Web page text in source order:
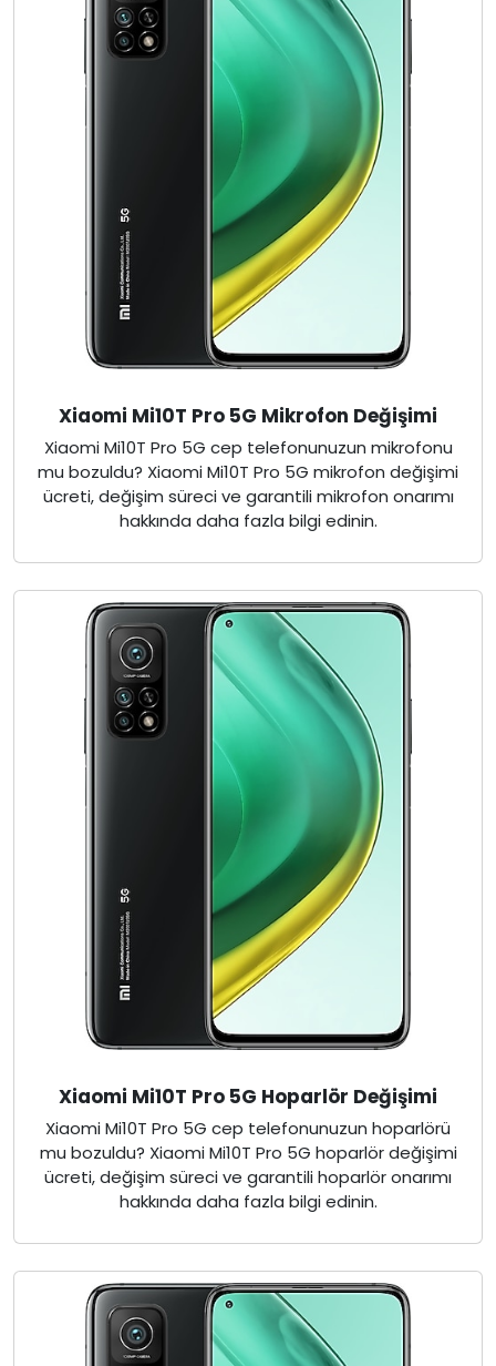
Xiaomi Mi10T Pro 5G Mikrofon Değişimi
Xiaomi Mi10T Pro 5G cep telefonunuzun mikrofonu
mu bozuldu? Xiaomi Mi10T Pro 5G mikrofon değişimi
ücreti, değişim süreci ve garantili mikrofon onarımı
hakkında daha fazla bilgi edinin.
Xiaomi Mi10T Pro 5G Hoparlör Değişimi
Xiaomi Mi10T Pro 5G cep telefonunuzun hoparlörü
mu bozuldu? Xiaomi Mi10T Pro 5G hoparlör değişimi
ücreti, değişim süreci ve garantili hoparlör onarımı
hakkında daha fazla bilgi edinin.